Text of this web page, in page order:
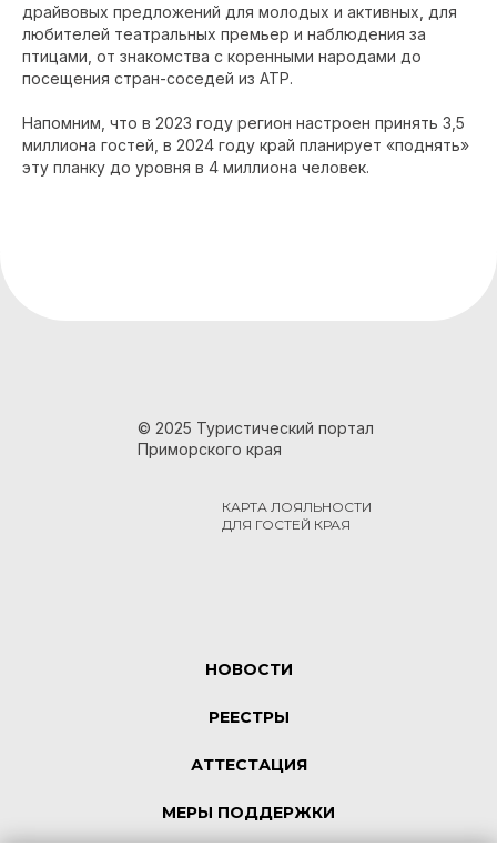
драйвовых предложений для молодых и активных, для
любителей театральных премьер и наблюдения за
птицами, от знакомства с коренными народами до
посещения стран-соседей из АТР.
Напомним, что в 2023 году регион настроен принять 3,5
миллиона гостей, в 2024 году край планирует «поднять»
эту планку до уровня в 4 миллиона человек.
© 2025 Туристический портал
Приморского края
КАРТА ЛОЯЛЬНОСТИ
ДЛЯ ГОСТЕЙ КРАЯ
НОВОСТИ
РЕЕСТРЫ
АТТЕСТАЦИЯ
МЕРЫ ПОДДЕРЖКИ